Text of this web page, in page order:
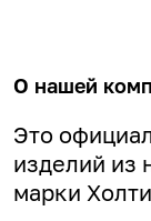
О нашей
Это
изделий из
марки